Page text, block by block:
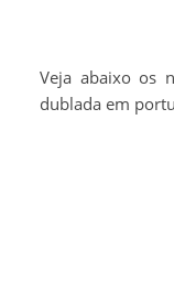
Veja abaixo os
dublada em